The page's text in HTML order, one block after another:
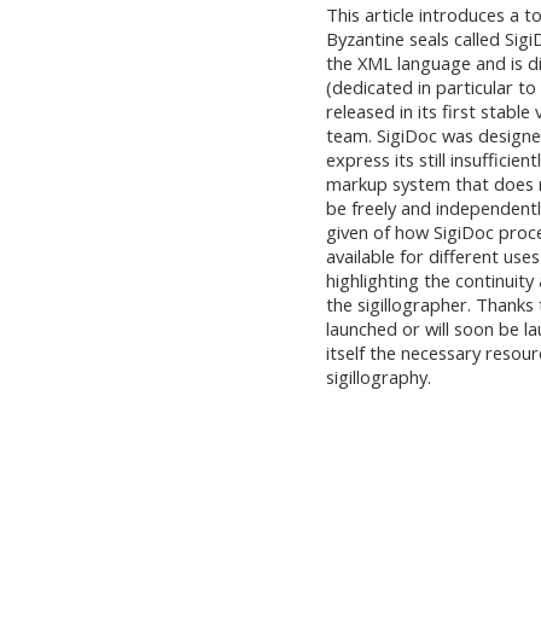
This article introduces a
Byzantine seals called
the XML language and is
(dedicated in particular to
released in its first stable
team. SigiDoc was
express its still
markup system that
be freely and
given of how SigiDoc
available for different
highlighting the
the sigillographer.
launched or will soon be
itself the necessary
sigillography.